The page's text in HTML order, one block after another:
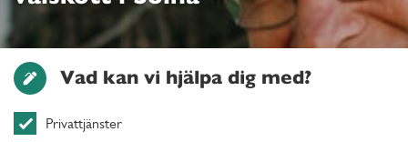
Vad kan vi hjälpa dig med?
Privattjänster